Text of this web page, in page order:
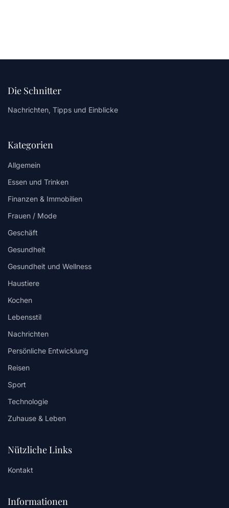
Die Schnitter
Nachrichten, Tipps und Einblicke
Kategorien
Allgemein
Essen und Trinken
Finanzen & Immobilien
Frauen / Mode
Geschäft
Gesundheit
Gesundheit und Wellness
Haustiere
Kochen
Lebensstil
Nachrichten
Persönliche Entwicklung
Reisen
Sport
Technologie
Zuhause & Leben
Nützliche Links
Kontakt
Informationen